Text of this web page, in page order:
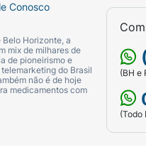
Conosco
Horizonte, a
mix de milhares de
de pioneirismo e
do Brasil
não é de hoje
medicamentos com
(BH e
(Todo